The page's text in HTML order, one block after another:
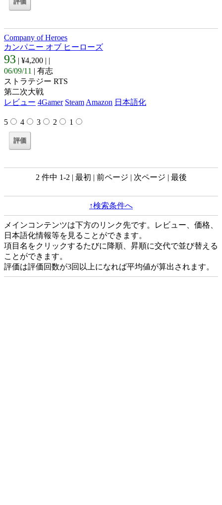
Company of Heroes
カンパニー オブ ヒーローズ
93 | ¥4,200 | |
06/09/11 | 有志
ストラテジー RTS
第二次大戦
レビュー 4Gamer Steam Amazon 日本語化
5 4 3 2 1
2 件中 1-2 | 最初 | 前ページ | 次ページ | 最後
↑検索条件へ
メインコンテンツは下方のリンク先です。レビュー、価格、
日本語化情報等を見ることができます。
項目名をクリックするたびに降順、昇順に交代で並び替える
ことができます。
評価は評価回数が3回以上になれば平均値が算出されます。